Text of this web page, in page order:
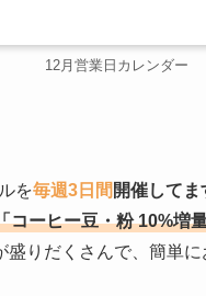
12月営業日カレンダー
を毎週3日間 開催してま
コーヒー豆・粉 10%増
りだくさんで、簡単